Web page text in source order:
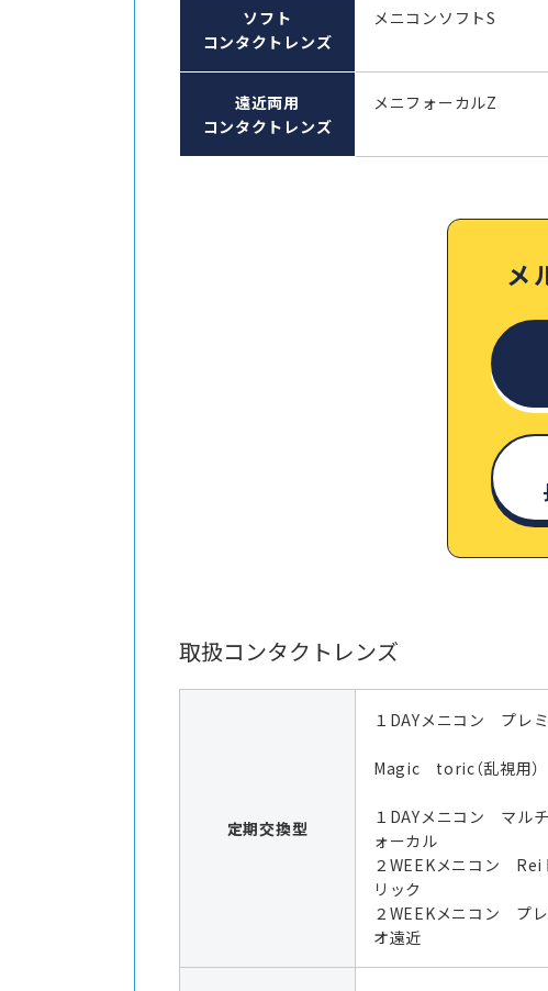
ソフト
コンタクトレンズ
メニコンソフトS
遠近両用
コンタクトレンズ
メニフォーカルZ
メ
取扱コンタクトレンズ
定期交換型
１DAYメニコン プレ
Magic toric（乱視用）
１DAYメニコン マル
ォーカル
２WEEKメニコン Rei
リック
２WEEKメニコン プ
オ遠近